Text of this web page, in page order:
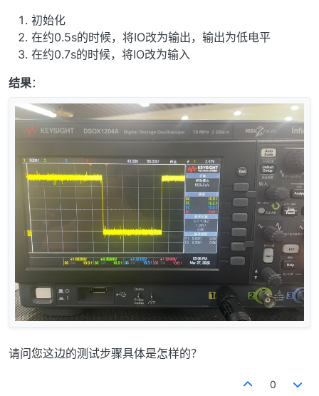
初始化
在约0.5s的时候，将IO改为输出，输出为低电平
在约0.7s的时候，将IO改为输入
结果：
请问您这边的测试步骤具体是怎样的？
0